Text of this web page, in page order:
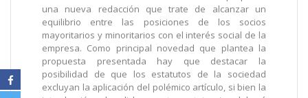
una nueva redacción que trate de alcanzar un
equilibrio entre las posiciones de los socios
mayoritarios y minoritarios con el interés social de la
empresa. Como principal novedad que plantea la
propuesta presentada hay que destacar la
posibilidad de que los estatutos de la sociedad
excluyan la aplicación del polémico artículo, si bien la